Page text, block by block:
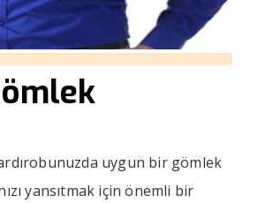
uygun bir gömlek
yansıtmak için önemli bir